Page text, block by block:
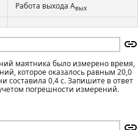
Работа выхода Авых
маятника было измерено время,
которое оказалось равным 20,0
составила 0,4 с. Запишите в ответ
погрешности измерений.